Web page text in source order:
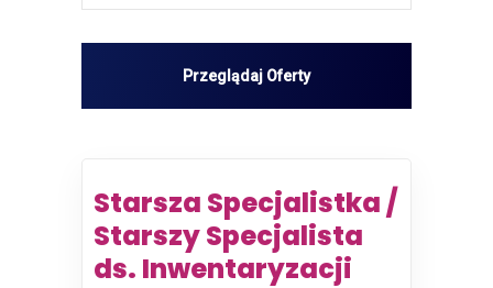
Starsza Specjalistka /
Starszy Specjalista
ds. Inwentaryzacji